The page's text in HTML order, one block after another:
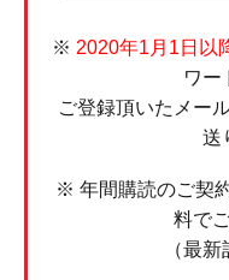
※ 2020年1月1日以
ワー
ご登録頂いたメー
送
※ 年間購読のご契
料で
（最